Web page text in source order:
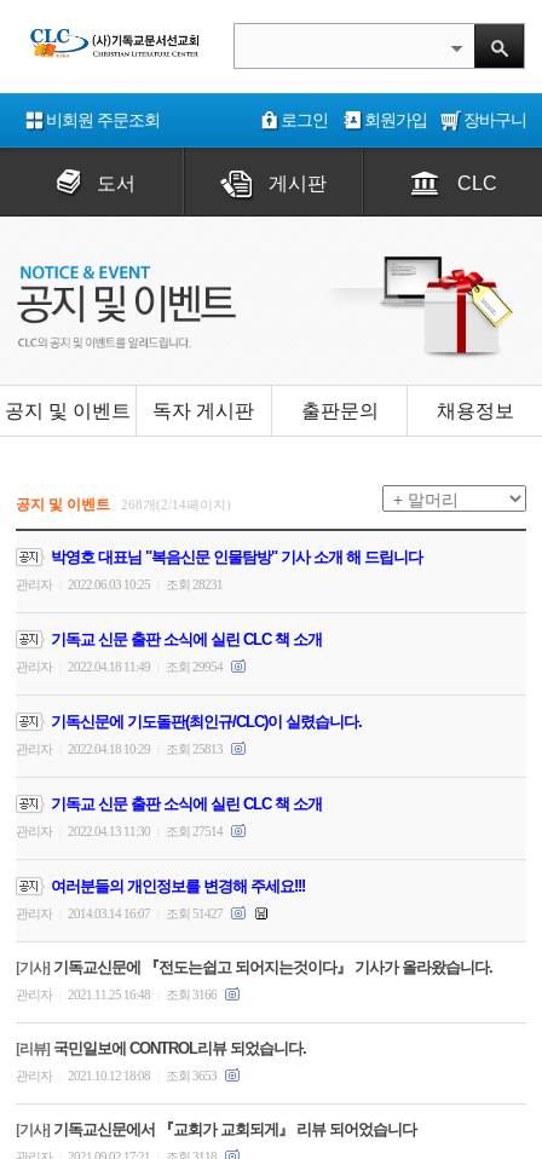
비회원 주문조회 로그인 회원가입 장바구니
도서 게시판 CLC
공지 및 이벤트 독자 게시판 출판문의 채용정보
공지 및 이벤트 268개(2/14페이지)
박영호 대표님 "복음신문 인물탐방" 기사 소개 해 드립니다
관리자 2022.06.03 10:25 조회 28231
기독교 신문 출판 소식에 실린 CLC 책 소개
관리자 2022.04.18 11:49 조회 29954
기독신문에 기도돌판(최인규/CLC)이 실렸습니다.
관리자 2022.04.18 10:29 조회 25813
기독교 신문 출판 소식에 실린 CLC 책 소개
관리자 2022.04.13 11:30 조회 27514
여러분들의 개인정보를 변경해 주세요!!!
관리자 2014.03.14 16:07 조회 51427
[기사] 기독교신문에 『전도는쉽고 되어지는것이다』 기사가 올라왔습니다.
관리자 2021.11.25 16:48 조회 3166
[리뷰] 국민일보에 CONTROL리뷰 되었습니다.
관리자 2021.10.12 18:08 조회 3653
[기사] 기독교신문에서 『교회가 교회되게』 리뷰 되어었습니다